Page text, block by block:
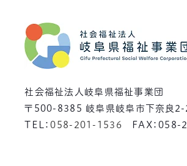
社会福祉法人岐阜県福祉事業団
〒500-8385 岐阜県岐阜市下奈良
TEL：058-201-1536 FAX：058-